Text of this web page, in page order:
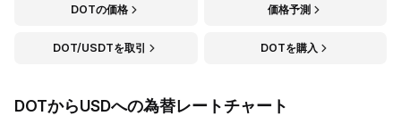
DOTの価格 価格予測
DOT/USDTを取引 DOTを購入
DOTからUSDへの為替レートチャート